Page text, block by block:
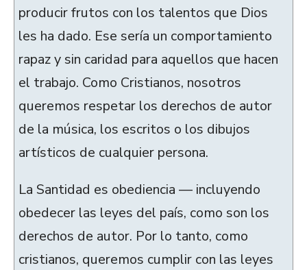
producir frutos con los talentos que Dios
les ha dado. Ese sería un comportamiento
rapaz y sin caridad para aquellos que hacen
el trabajo. Como Cristianos, nosotros
queremos respetar los derechos de autor
de la música, los escritos o los dibujos
artísticos de cualquier persona.
La Santidad es obediencia — incluyendo
obedecer las leyes del país, como son los
derechos de autor. Por lo tanto, como
cristianos, queremos cumplir con las leyes